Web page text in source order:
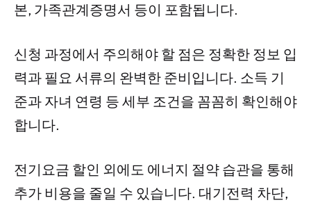
본, 가족관계증명서 등이 포함됩니다.
신청 과정에서 주의해야 할 점은 정확한 정보 입
력과 필요 서류의 완벽한 준비입니다. 소득 기
준과 자녀 연령 등 세부 조건을 꼼꼼히 확인해야
합니다.
전기요금 할인 외에도 에너지 절약 습관을 통해
추가 비용을 줄일 수 있습니다. 대기전력 차단,